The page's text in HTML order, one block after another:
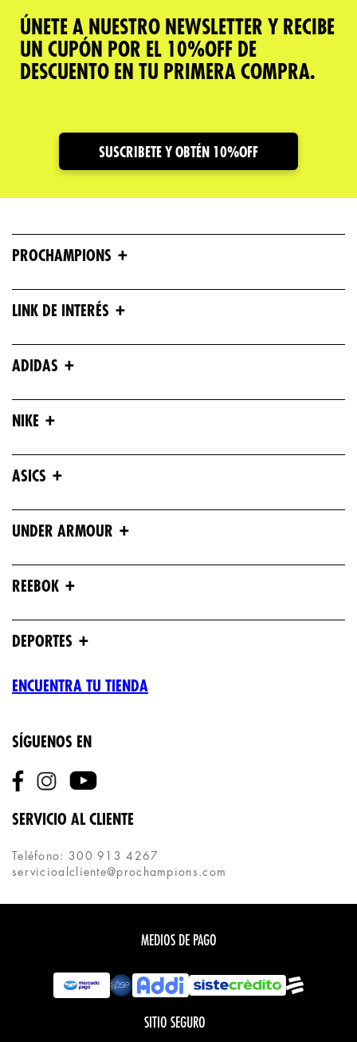
ÚNETE A NUESTRO NEWSLETTER Y RECIBE
UN CUPÓN POR EL 10%OFF DE
DESCUENTO EN TU PRIMERA COMPRA.
SUSCRIBETE Y OBTÉN 10%OFF
PROCHAMPIONS +
LINK DE INTERÉS +
ADIDAS +
NIKE +
ASICS +
UNDER ARMOUR +
REEBOK +
DEPORTES +
ENCUENTRA TU TIENDA
SÍGUENOS EN
SERVICIO AL CLIENTE
Teléfono: 300 913 4267
servicioalcliente@prochampions.com
MEDIOS DE PAGO
SITIO SEGURO